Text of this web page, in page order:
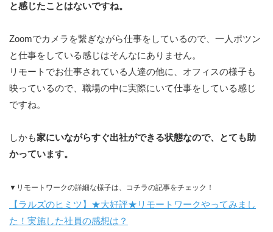
と感じたことはないですね。
Zoomでカメラを繋ぎながら仕事をしているので、一人ポツン
と仕事をしている感じはそんなにありません。
リモートでお仕事されている人達の他に、オフィスの様子も
映っているので、職場の中に実際にいて仕事をしている感じ
ですね。
しかも家にいながらすぐ出社ができる状態なので、とても助
かっています。
▼リモートワークの詳細な様子は、コチラの記事をチェック！
【ラルズのヒミツ】★大好評★リモートワークやってみまし
た！実施した社員の感想は？